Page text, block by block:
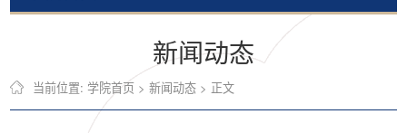
新闻动态
当前位置:学院首页 >新闻动态 > 正文